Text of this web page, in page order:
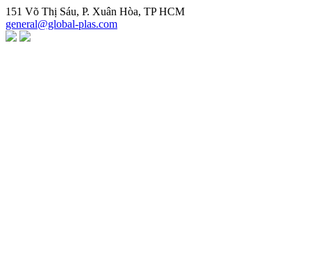
Chuyển
đến
nội
151 Võ Thị Sáu, P. Xuân Hòa, TP HCM
general@global-plas.com